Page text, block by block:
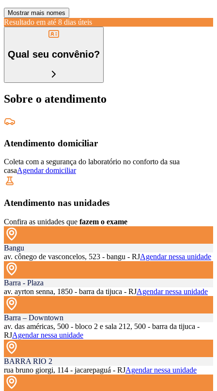
Mostrar mais nomes
Resultado em até 8 dias úteis
Qual seu convênio?
Sobre o atendimento
Atendimento domiciliar
Coleta com a segurança do laboratório no conforto da sua
casaAgendar domiciliar
Atendimento nas unidades
Confira as unidades que fazem o exame
Bangu
av. cônego de vasconcelos, 523 - bangu - RJAgendar nessa unidade
Barra - Plaza
av. ayrton senna, 1850 - barra da tijuca - RJAgendar nessa unidade
Barra – Downtown
av. das américas, 500 - bloco 2 e sala 212, 500 - barra da tijuca -
RJAgendar nessa unidade
BARRA RIO 2
rua bruno giorgi, 114 - jacarepaguá - RJAgendar nessa unidade